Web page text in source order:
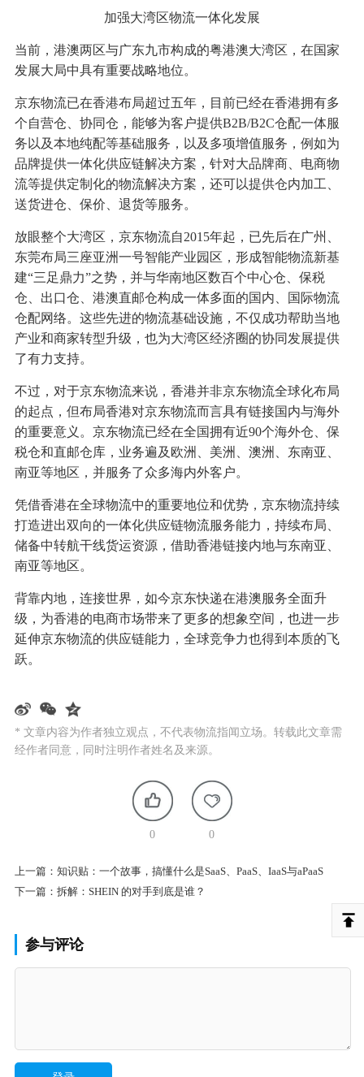
加强大湾区物流一体化发展
当前，港澳两区与广东九市构成的粤港澳大湾区，在国家
发展大局中具有重要战略地位。
京东物流已在香港布局超过五年，目前已经在香港拥有多
个自营仓、协同仓，能够为客户提供B2B/B2C仓配一体服
务以及本地纯配等基础服务，以及多项增值服务，例如为
品牌提供一体化供应链解决方案，针对大品牌商、电商物
流等提供定制化的物流解决方案，还可以提供仓内加工、
送货进仓、保价、退货等服务。
放眼整个大湾区，京东物流自2015年起，已先后在广州、
东莞布局三座亚洲一号智能产业园区，形成智能物流新基
建“三足鼎力”之势，并与华南地区数百个中心仓、保税
仓、出口仓、港澳直邮仓构成一体多面的国内、国际物流
仓配网络。这些先进的物流基础设施，不仅成功帮助当地
产业和商家转型升级，也为大湾区经济圈的协同发展提供
了有力支持。
不过，对于京东物流来说，香港并非京东物流全球化布局
的起点，但布局香港对京东物流而言具有链接国内与海外
的重要意义。京东物流已经在全国拥有近90个海外仓、保
税仓和直邮仓库，业务遍及欧洲、美洲、澳洲、东南亚、
南亚等地区，并服务了众多海内外客户。
凭借香港在全球物流中的重要地位和优势，京东物流持续
打造进出双向的一体化供应链物流服务能力，持续布局、
储备中转航干线货运资源，借助香港链接内地与东南亚、
南亚等地区。
背靠内地，连接世界，如今京东快递在港澳服务全面升
级，为香港的电商市场带来了更多的想象空间，也进一步
延伸京东物流的供应链能力，全球竞争力也得到本质的飞
跃。
* 文章内容为作者独立观点，不代表物流指闻立场。转载此文章需
经作者同意，同时注明作者姓名及来源。
0 0
上一篇： 知识贴：一个故事，搞懂什么是SaaS、PaaS、IaaS与aPaaS
下一篇： 拆解：SHEIN 的对手到底是谁？
参与评论